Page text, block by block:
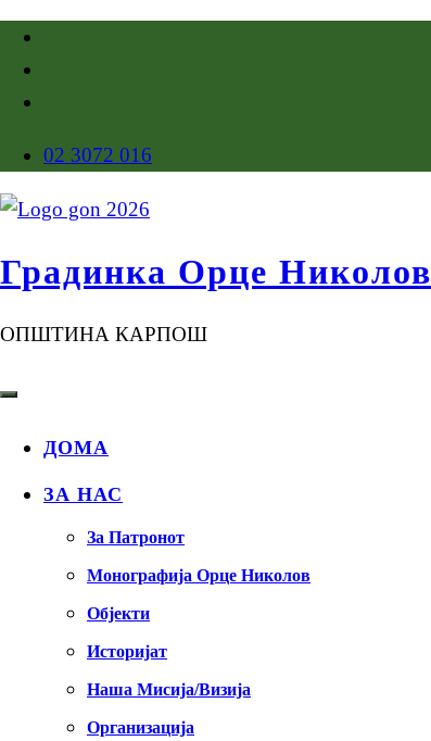
02 3072 016
Градинка Орце Николов
ОПШТИНА КАРПОШ
ДОМА
ЗА НАС
За Патронот
Монографија Орце Николов
Објекти
Историјат
Наша Мисија/Визија
Организација